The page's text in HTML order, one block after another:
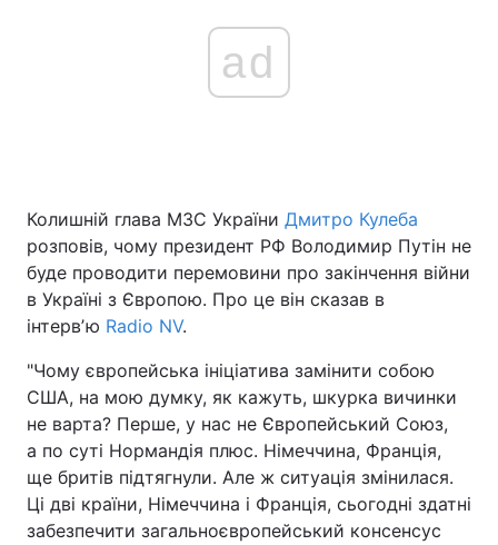
Головна Війна
Україна Політика
Економіка
Спорт Наука
Техно і зв'язок Лайт
Зброя Інциденти
Здоров'я Туризм
ad
Колишній глава МЗС України Дмитро Кулеба
розповів, чому президент РФ Володимир Путін не
буде проводити перемовини про закінчення війни
в Україні з Європою. Про це він сказав в
інтервʼю Radio NV.
"Чому європейська ініціатива замінити собою
США, на мою думку, як кажуть, шкурка вичинки
не варта? Перше, у нас не Європейський Союз,
а по суті Нормандія плюс. Німеччина, Франція,
ще бритів підтягнули. Але ж ситуація змінилася.
Ці дві країни, Німеччина і Франція, сьогодні здатні
забезпечити загальноєвропейський консенсус